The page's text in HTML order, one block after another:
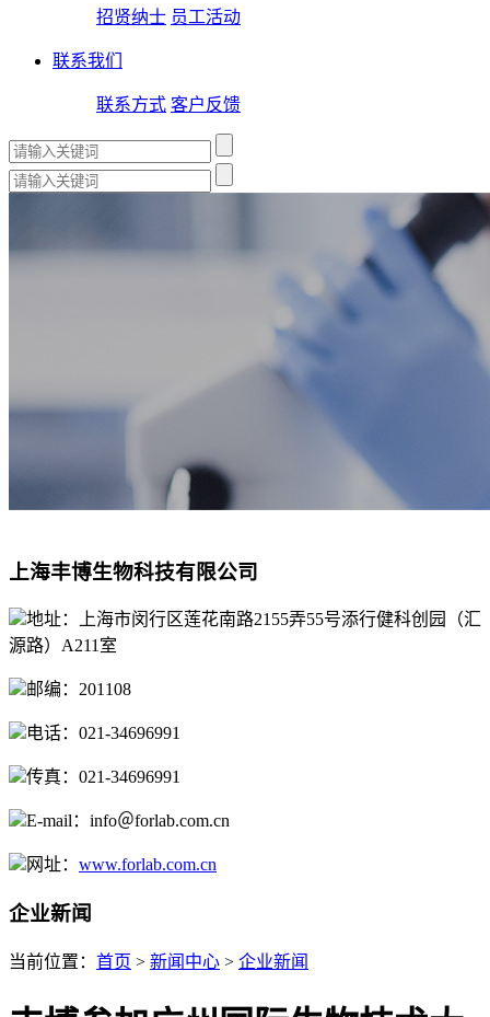
招贤纳士 员工活动
联系我们
联系方式 客户反馈
上海丰博生物科技有限公司
地址：上海市闵行区莲花南路2155弄55号添行健科创园（汇
源路）A211室
邮编：201108
电话：021-34696991
传真：021-34696991
E-mail：info＠forlab.com.cn
网址： www.forlab.com.cn
企业新闻
当前位置： 首页 > 新闻中心 > 企业新闻